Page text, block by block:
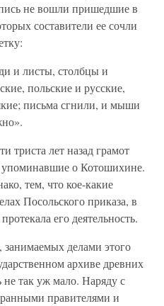
не вошли пришедшие в
составители ее сочли
и листы, столбцы и
польские и русские,
письма сгнили, и мыши
триста лет назад грамот
упоминавшие о Котошихине.
тем, что кое-какие
Посольского приказа, в
его деятельность.
делами этого
архиве древних
не так уж мало. Наряду с
правителями и